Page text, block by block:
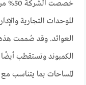
للوحدات التجارية
العوائد. وقد صُممت
الكمبوند وتستقطب أيضًا
المساحات بما يتناسب